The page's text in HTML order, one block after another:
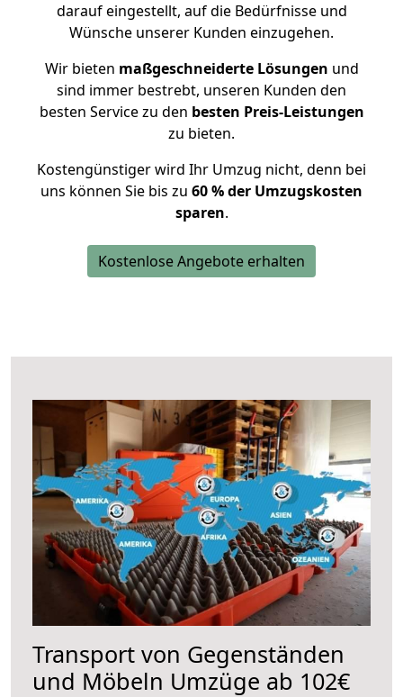
darauf eingestellt, auf die Bedürfnisse und
Wünsche unserer Kunden einzugehen.
Wir bieten maßgeschneiderte Lösungen und
sind immer bestrebt, unseren Kunden den
besten Service zu den besten Preis-Leistungen
zu bieten.
Kostengünstiger wird Ihr Umzug nicht, denn bei
uns können Sie bis zu 60 % der Umzugskosten
sparen.
Kostenlose Angebote erhalten
Transport von Gegenständen
und Möbeln Umzüge ab 102€